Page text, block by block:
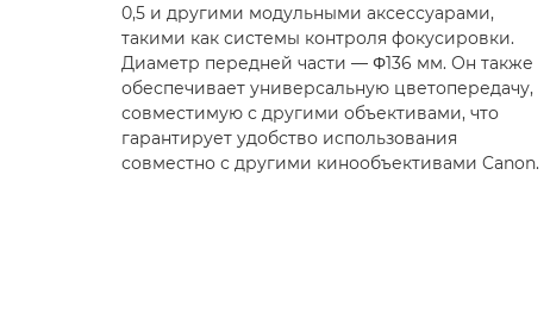
0,5 и другими модульными аксессуарами,
такими как системы контроля фокусировки.
Диаметр передней части — Φ136 мм. Он также
обеспечивает универсальную цветопередачу,
совместимую с другими объективами, что
гарантирует удобство использования
совместно с другими кинообъективами Canon.